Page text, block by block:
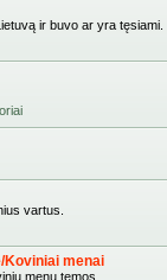
ir buvo ar yra tęsiami.
vartus.
menai
menų temos